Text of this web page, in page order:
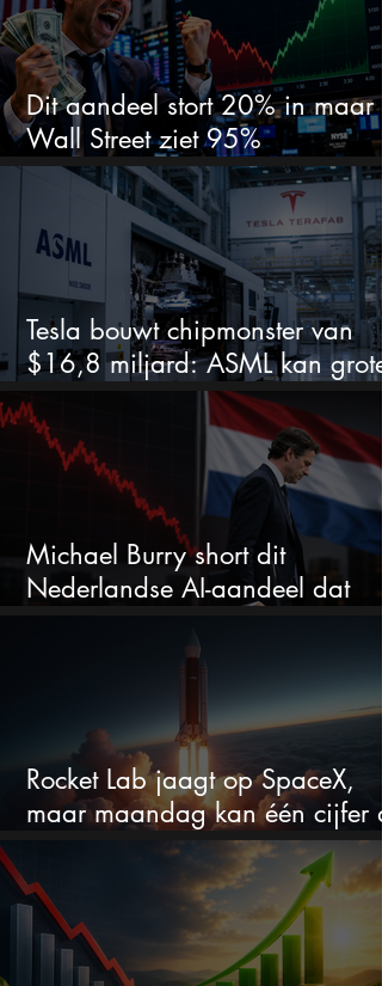
Dit aandeel stort 20% in maar
Wall Street ziet 95%
koerspotentieel
Tesla bouwt chipmonster van
$16,8 miljard: ASML kan grote
winnaar worden
Michael Burry short dit
Nederlandse AI-aandeel dat
Rocket Lab jaagt op SpaceX,
maar maandag kan één cijfer
droom doorprikken?